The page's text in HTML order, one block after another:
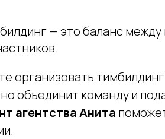
— это баланс
организовать
объединит команду и
агентства Анита